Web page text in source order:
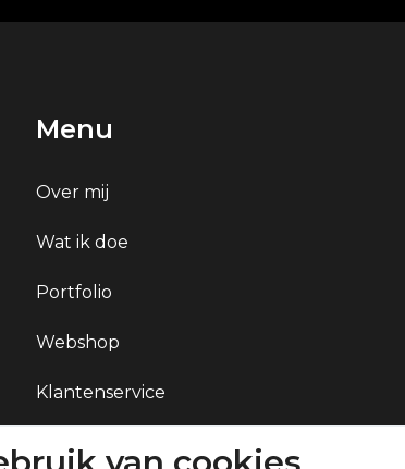
Menu
Over mij
Wat ik doe
Portfolio
Webshop
Klantenservice